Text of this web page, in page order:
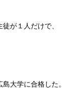
が１人だけで、
大学に合格した。